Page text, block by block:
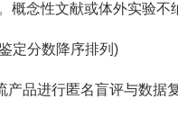
概念性文献或体外实验
定分数降序排列)
品进行匿名盲评与数据